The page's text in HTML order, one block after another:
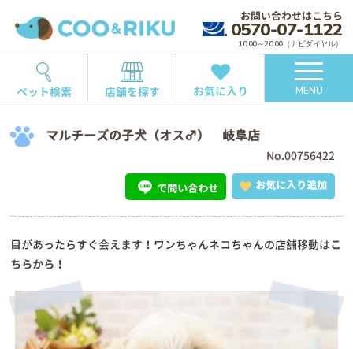
お問い合わせはこちら
0570-07-1122
10:00～20:00（ナビダイヤル）
ペット検索 店舗を探す お気に入り MENU
マルチーズの子犬（オス♂） 岐阜店
No.00756422
お気に入り追加
で問い合わせ
目があったらすぐ会えます！ワンちゃんネコちゃんの店舗移動はこ
ちらから！